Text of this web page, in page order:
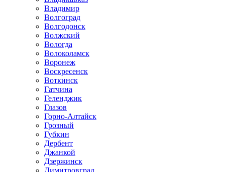
Владимир
Волгоград
Волгодонск
Волжский
Вологда
Волоколамск
Воронеж
Воскресенск
Воткинск
Гатчина
Геленджик
Глазов
Горно-Алтайск
Грозный
Губкин
Дербент
Джанкой
Дзержинск
Димитровград